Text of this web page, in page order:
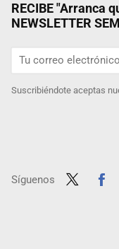
RECIBE "Arranca
NEWSLETTER
Suscribiéndote aceptas
Síguenos